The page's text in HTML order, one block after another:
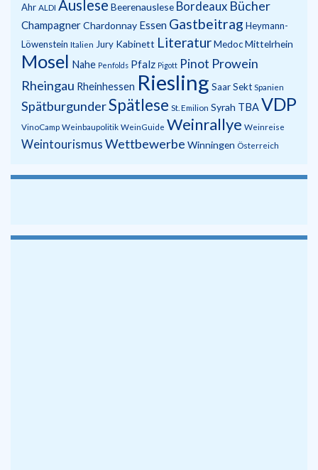
Ahr ALDI Auslese Beerenauslese Bordeaux Bücher
ChampagnerChardonnay Essen Gastbeitrag Heymann-
Löwenstein Italien Jury Kabinett LiteraturMedocMittelrhein
Mosel Nahe Penfolds Pfalz Pigott Pinot Prowein
Rheingau Rheinhessen Riesling SaarSekt Spanien
SpätburgunderSpätlese St. Emilion Syrah TBAVDP
VinoCamp Weinbaupolitik WeinGuide Weinrallye Weinreise
Weintourismus Wettbewerbe Winningen Österreich